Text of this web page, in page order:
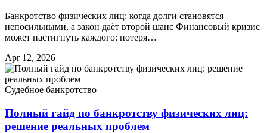
Банкротство физических лиц: когда долги становятся
непосильными, а закон даёт второй шанс Финансовый кризис
может настигнуть каждого: потеря…
Apr 12, 2026
Судебное банкротство
Полный гайд по банкротству физических лиц:
решение реальных проблем